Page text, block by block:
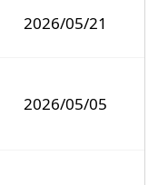
2026/05/21
2026/05/05